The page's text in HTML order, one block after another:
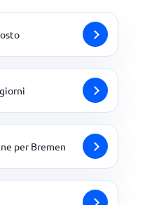
per Bremen